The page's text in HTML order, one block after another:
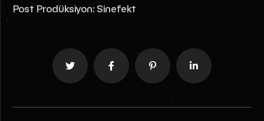
Post Prodüksiyon: Sinefekt